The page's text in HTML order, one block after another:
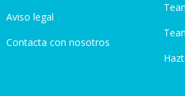
Aviso legal
Contacta con nosotros